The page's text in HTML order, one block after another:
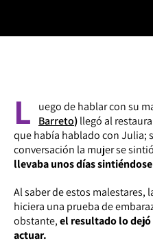
L uego de hablar con su
Barreto)llegó al
que había hablado con Julia;
conversación la mujer se
llevaba unos días
Al saber de estos malestares,
hiciera una prueba de
obstante,el resultado lo dejó
actuar.